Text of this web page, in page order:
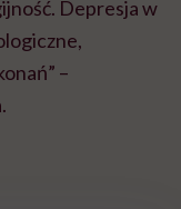
Depresja w
–